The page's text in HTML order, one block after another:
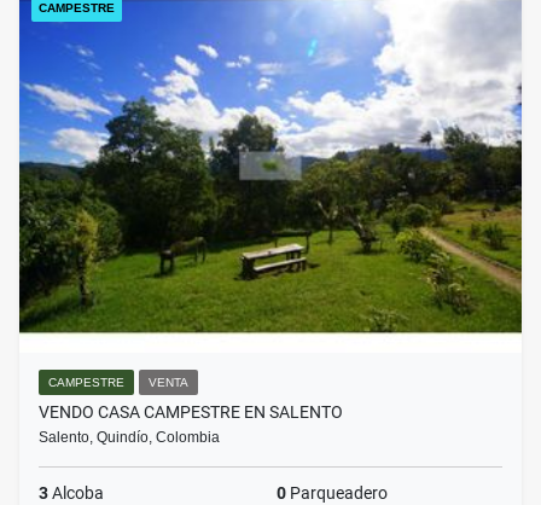
CAMPESTRE
CAMPESTRE VENTA
VENDO CASA CAMPESTRE EN SALENTO
Salento, Quindío, Colombia
3Alcoba 0 Parqueadero